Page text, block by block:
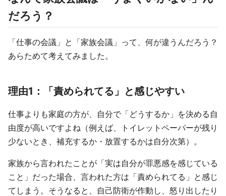
だろう？
「仕事の会議」と「家族会議」って、何が違うんだろう？
あらためて考えてみました。
理由1：「責められてる」と感じやすい
仕事よりも家庭の方が、自分で「どうするか」を決める自
由度が高いですよね（例えば、トイレットペーパーが残り
少ないとき、補充するか・放置するかは自分次第）。
家族から言われたことが「実は自分が罪悪感を感じている
こと」だった場合、言われた方は「責められてる」と感じ
てしまう。そうなると、自己防衛が作動し、怒り出したり